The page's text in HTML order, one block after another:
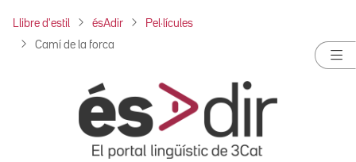
Llibre d'estil ésAdir Pel·lícules
Camí de la forca